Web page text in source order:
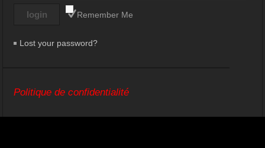
Remember Me
Lost your password?
Politique de confidentialité